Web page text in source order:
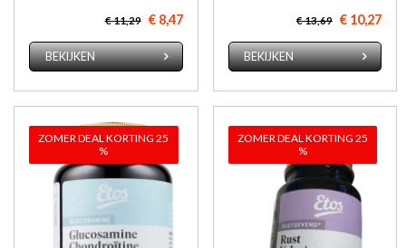
€ 11,29 € 8,47
BEKIJKEN
€ 13,69 € 10,27
BEKIJKEN
ZOMER DEAL KORTING 25
%
ZOMER DEAL KORTING 25
%